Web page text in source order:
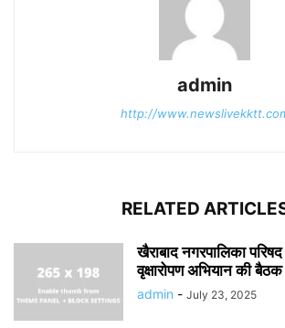
admin
http://
RELATED
खैराबाद नगरपालिका परिषद
वृक्षारोपण अभियान की
admin - July 23, 2025